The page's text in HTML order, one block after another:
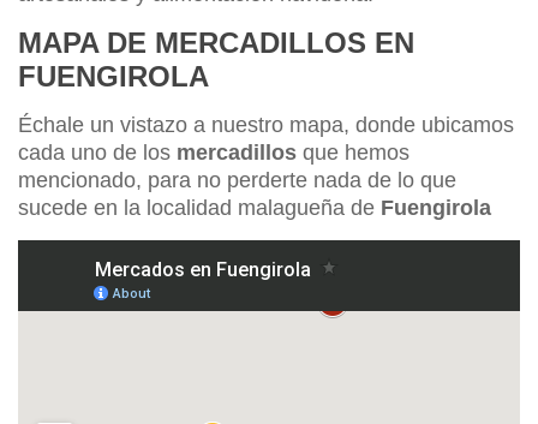
MAPA DE MERCADILLOS EN
FUENGIROLA
Échale un vistazo a nuestro mapa, donde ubicamos
cada uno de los mercadillos que hemos
mencionado, para no perderte nada de lo que
sucede en la localidad malagueña de Fuengirola